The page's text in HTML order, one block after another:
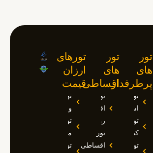
تور
های
پرطرفدار
تور
استانبول
تور
کیش
تور
تور
های
اقساطی
تور
اقساطی
روسیه
تور
اقساطی
تورهای
ارزان
قیمت
تور
وان
تور
مارماریس
تور